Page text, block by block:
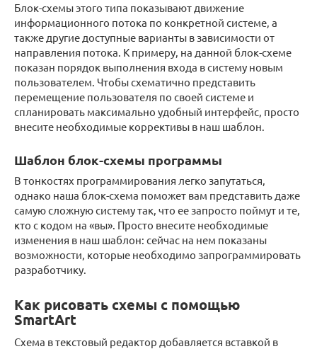
Блок-схемы этого типа показывают движение
информационного потока по конкретной системе, а
также другие доступные варианты в зависимости от
направления потока. К примеру, на данной блок-схеме
показан порядок выполнения входа в систему новым
пользователем. Чтобы схематично представить
перемещение пользователя по своей системе и
спланировать максимально удобный интерфейс, просто
внесите необходимые коррективы в наш шаблон.
Шаблон блок-схемы программы
В тонкостях программирования легко запутаться,
однако наша блок-схема поможет вам представить даже
самую сложную систему так, что ее запросто поймут и те,
кто с кодом на «вы». Просто внесите необходимые
изменения в наш шаблон: сейчас на нем показаны
возможности, которые необходимо запрограммировать
разработчику.
Как рисовать схемы с помощью
SmartArt
Схема в текстовый редактор добавляется вставкой в